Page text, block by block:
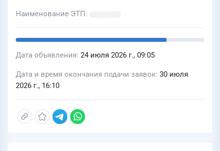
Наименование ЭТП
Дата объявления 24 июля 2026 г., 09:05
Дата и время окончания подачи заявок 30 июля
2026 г., 16:10